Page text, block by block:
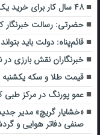
۴۸ سال کار برای خرید یک تویوتا کمری
حضرتی: رسالت
قائم‌پناه: دولت باید
خبرنگاران نقش بارزی در
قیمت طلا و سکه یکشنبه ۱۸ مرداد+ جدول
عمو پورنگ در مرکز
«خشایار گریچ» مدیر
صنفی دفاتر هوایی و